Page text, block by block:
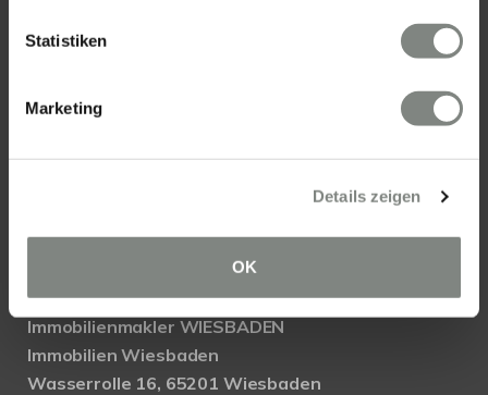
Statistiken
Marketing
Details zeigen
OK
KONTAKT
Eschenauer & Partner Immobilien
Immobilien Heidelberg
Akademiestraße 1, 69117 Heidelberg
Mail:info@eschenauer-partner.de
Eschenauer & Partner Immobilien
Immobilienmakler WIESBADEN
Immobilien Wiesbaden
Wasserrolle 16, 65201 Wiesbaden